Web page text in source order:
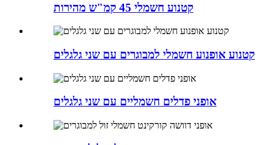
קטנוע חשמלי 45 קמ"ש מהירות
קטנוע אופנוע חשמלי למבוגרים עם שני גלגלים
אופני פדלים חשמליים עם שני גלגלים